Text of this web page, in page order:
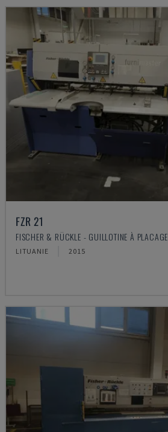
FZR 21
FISCHER & RÜCKLE - GUILLOTINE À PLACAGE
LITUANIE 2015